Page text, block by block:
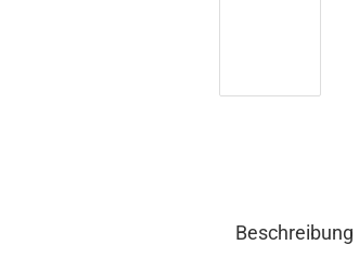
Beschreibung